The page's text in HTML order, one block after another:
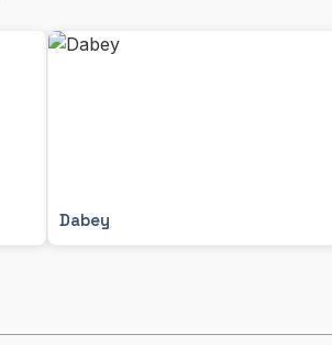
Dabey